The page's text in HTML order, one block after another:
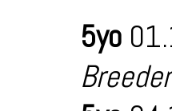
5yo